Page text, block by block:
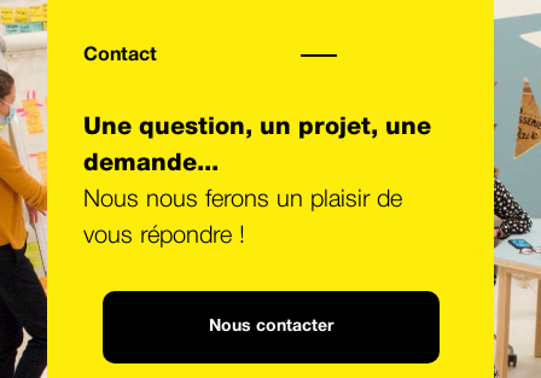
Contact
Une question, un projet, une
demande...
Nous nous ferons un plaisir de
vous répondre !
Nous contacter